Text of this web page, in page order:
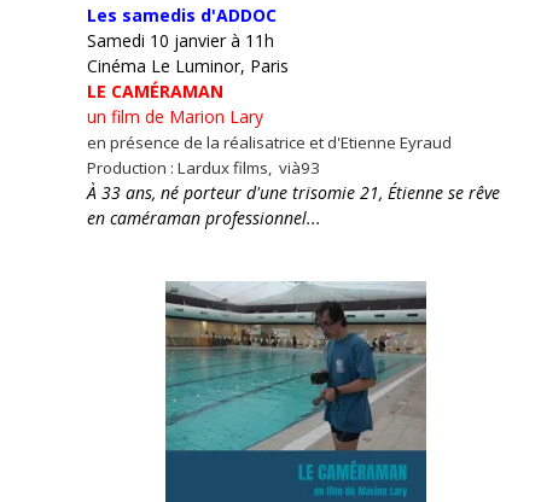
Les samedis d'ADDOC
Samedi 10 janvier à 11h
Cinéma Le Luminor, Paris
LE CAMÉRAMAN
un film de Marion Lary
en présence de la réalisatrice et d'Etienne Eyraud
Production : Lardux films, vià93
À 33 ans, né porteur d'une trisomie 21, Étienne se rêve
en caméraman professionnel...